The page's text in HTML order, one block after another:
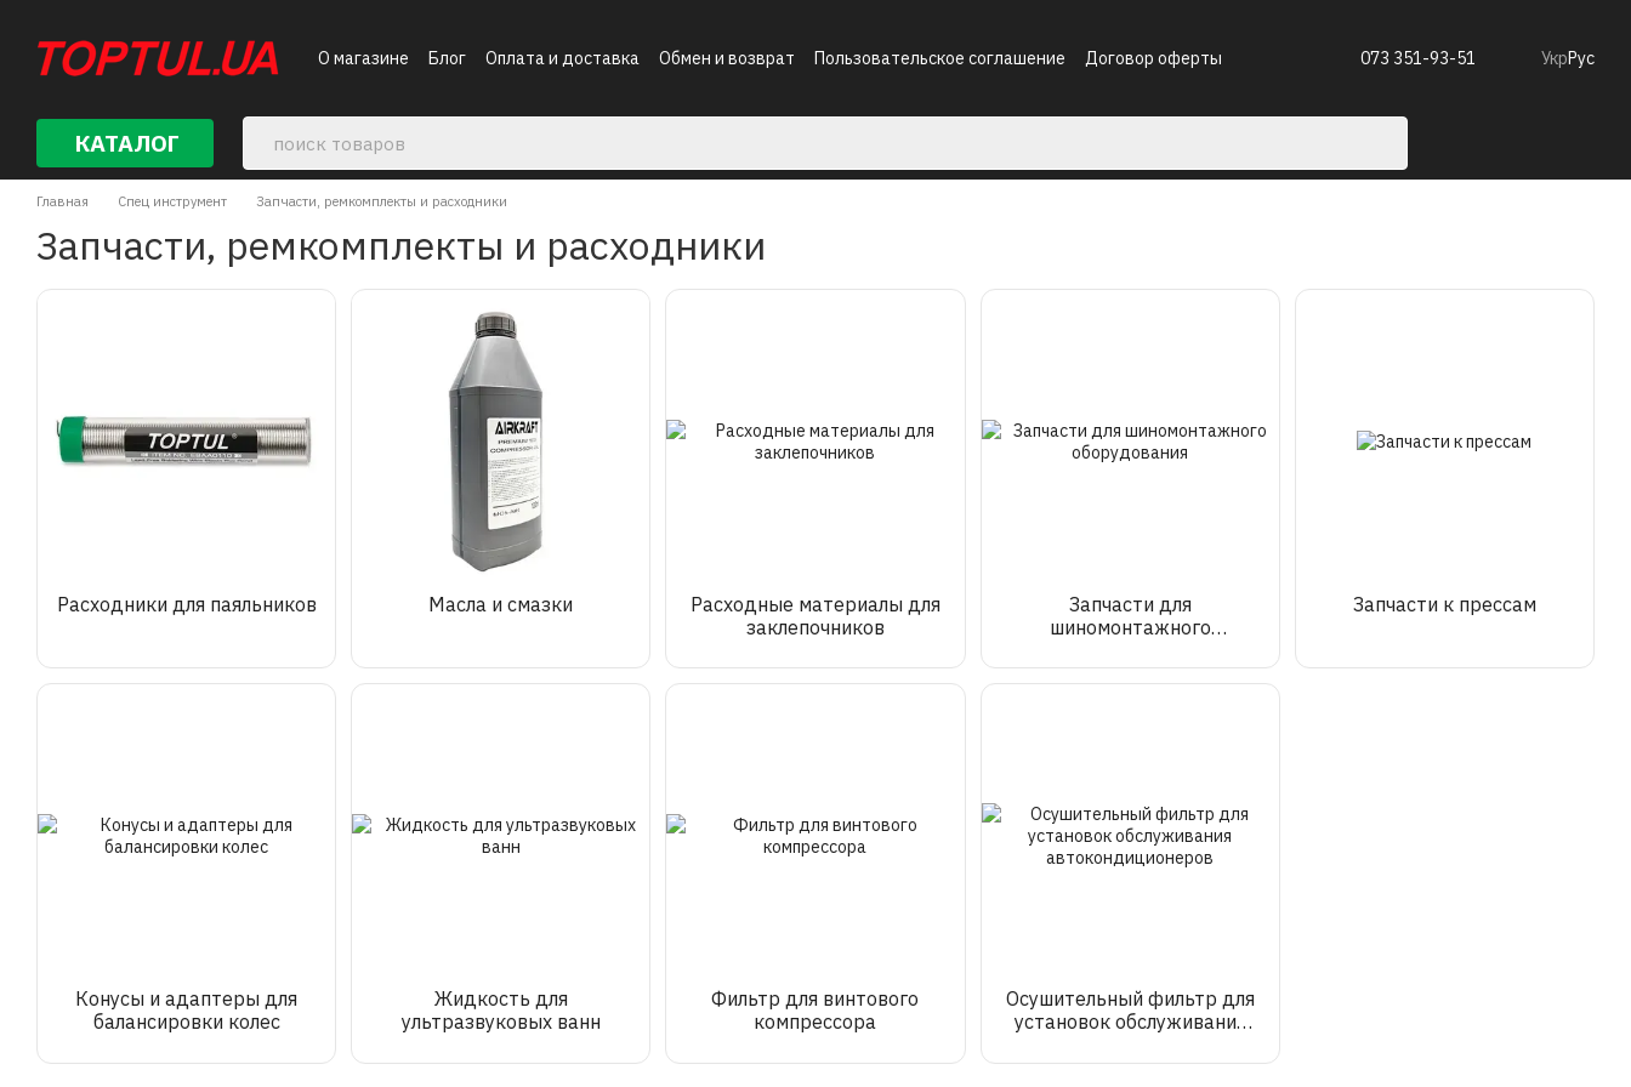
О магазине
Блог Оплата и доставка Обмен и возврат Пользовательское соглашение
Договор оферты
073 351-93-51 УкрРус
КАТАЛОГ
Главная Спец инструмент Запчасти, ремкомплекты и расходники
Запчасти, ремкомплекты и расходники
Расходники для паяльников Масла и смазки
Расходные мaтepиaлы для
заклепочников
Запчасти для
шиномонтажного
Запчасти к прессам
Конусы и адаптеры для
балансировки колес
Жидкость для
ультразвуковых ванн
Фильтр для винтового
компрессора
Осушительный фильтр для
установок обслуживания